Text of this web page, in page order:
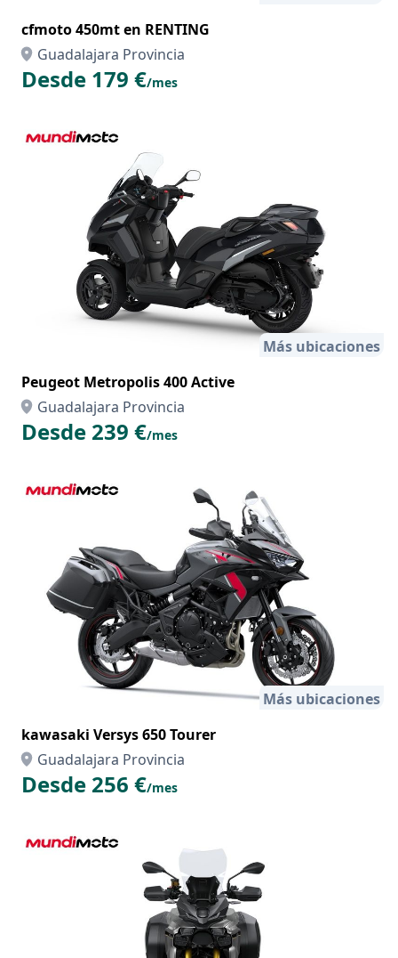
cfmoto 450mt en RENTING
Guadalajara Provincia
Desde 179 €/mes
Más ubicaciones
Peugeot Metropolis 400 Active
Guadalajara Provincia
Desde 239 €/mes
Más ubicaciones
kawasaki Versys 650 Tourer
Guadalajara Provincia
Desde 256 €/mes